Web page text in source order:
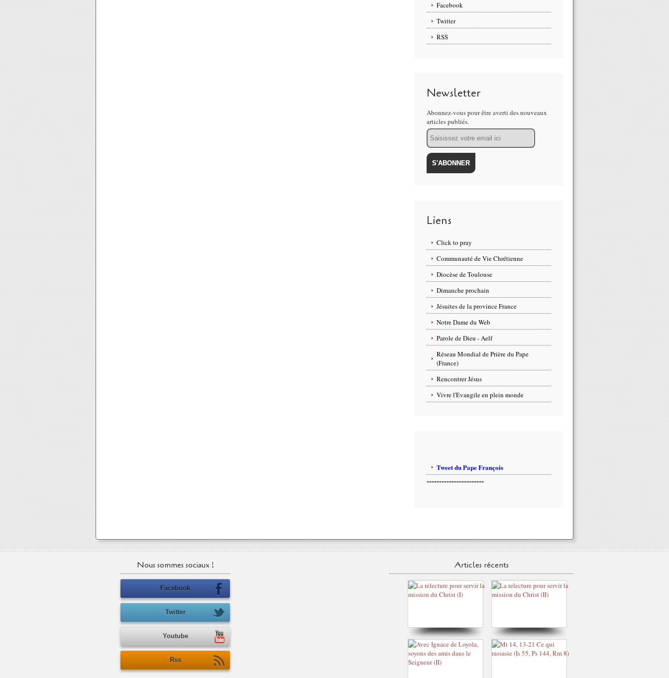
Facebook
Twitter
RSS
Newsletter
Abonnez-vous pour être averti des nouveaux
articles publiés.
Email
Liens
Click to pray
Communauté de Vie Chrétienne
Diocèse de Toulouse
Dimanche prochain
Jésuites de la province France
Notre Dame du Web
Parole de Dieu - Aelf
Réseau Mondial de Prière du Pape
(France)
Rencontrer Jésus
Vivre l'Evangile en plein monde
Tweet du Pape François
-----------------------
Nous sommes sociaux !
Facebook
Twitter
Youtube
Rss
Articles récents